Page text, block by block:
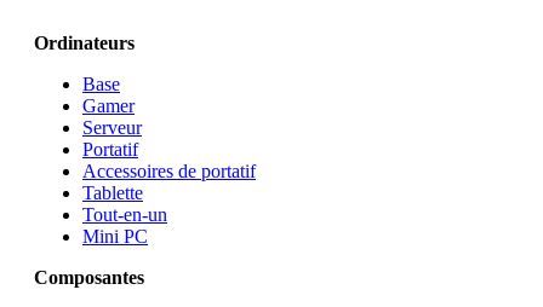
Ordinateurs
Base
Gamer
Serveur
Portatif
Accessoires de portatif
Tablette
Tout-en-un
Mini PC
Composantes